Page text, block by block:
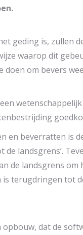
geding is, zullen
waarop dit
doen om bevers
en beverratten is
de landsgrens’.
de landsgrens
terugdringen tot
opbouw, dat de